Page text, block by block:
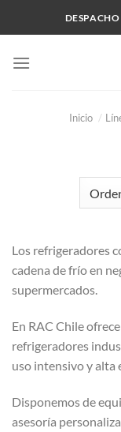
Inicio /
Los refrigeradores
cadena de frío en
supermercados.
En RAC Chile
refrigeradores
uso intensivo y alta
Disponemos de
asesoría